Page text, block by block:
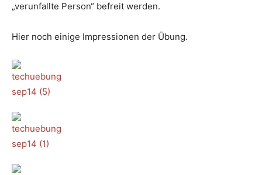
„verunfallte Person“ befreit werden.
Hier noch einige Impressionen der Übung.